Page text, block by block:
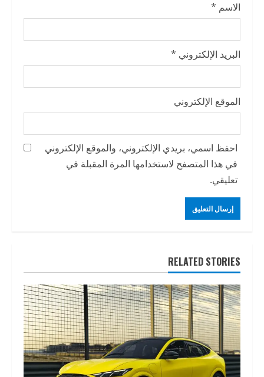
الاسم *
البريد الإلكتروني *
الموقع الإلكتروني
احفظ اسمي، بريدي الإلكتروني، والموقع الإلكتروني
في هذا المتصفح لاستخدامها المرة المقبلة في
تعليقي.
RELATED STORIES